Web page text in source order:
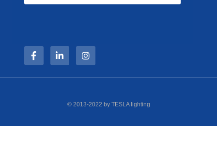
© 2013-2022 by TESLA lighting